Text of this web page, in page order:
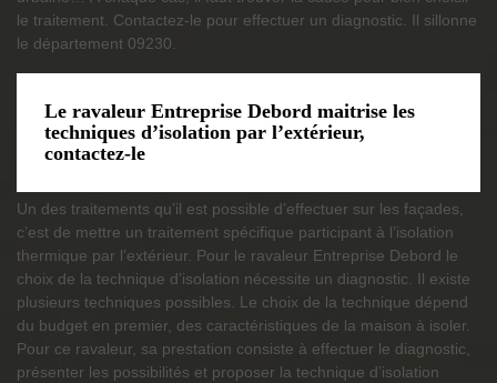
le traitement. Contactez-le pour effectuer un diagnostic. Il sillonne
le département 09230.
Le ravaleur Entreprise Debord maitrise les
techniques d’isolation par l’extérieur,
contactez-le
Un des traitements qu’il est possible d’effectuer sur les façades,
c’est de mettre un traitement spécifique participant à l’isolation
thermique par l’extérieur. Pour le ravaleur Entreprise Debord le
choix de la technique d’isolation nécessite un diagnostic. Il existe
plusieurs techniques possibles. Le choix de la technique dépend
du budget en premier, des caractéristiques de la maison à isoler.
Pour ce ravaleur, sa prestation consiste à effectuer le diagnostic,
présenter les possibilités et proposer la technique d’isolation